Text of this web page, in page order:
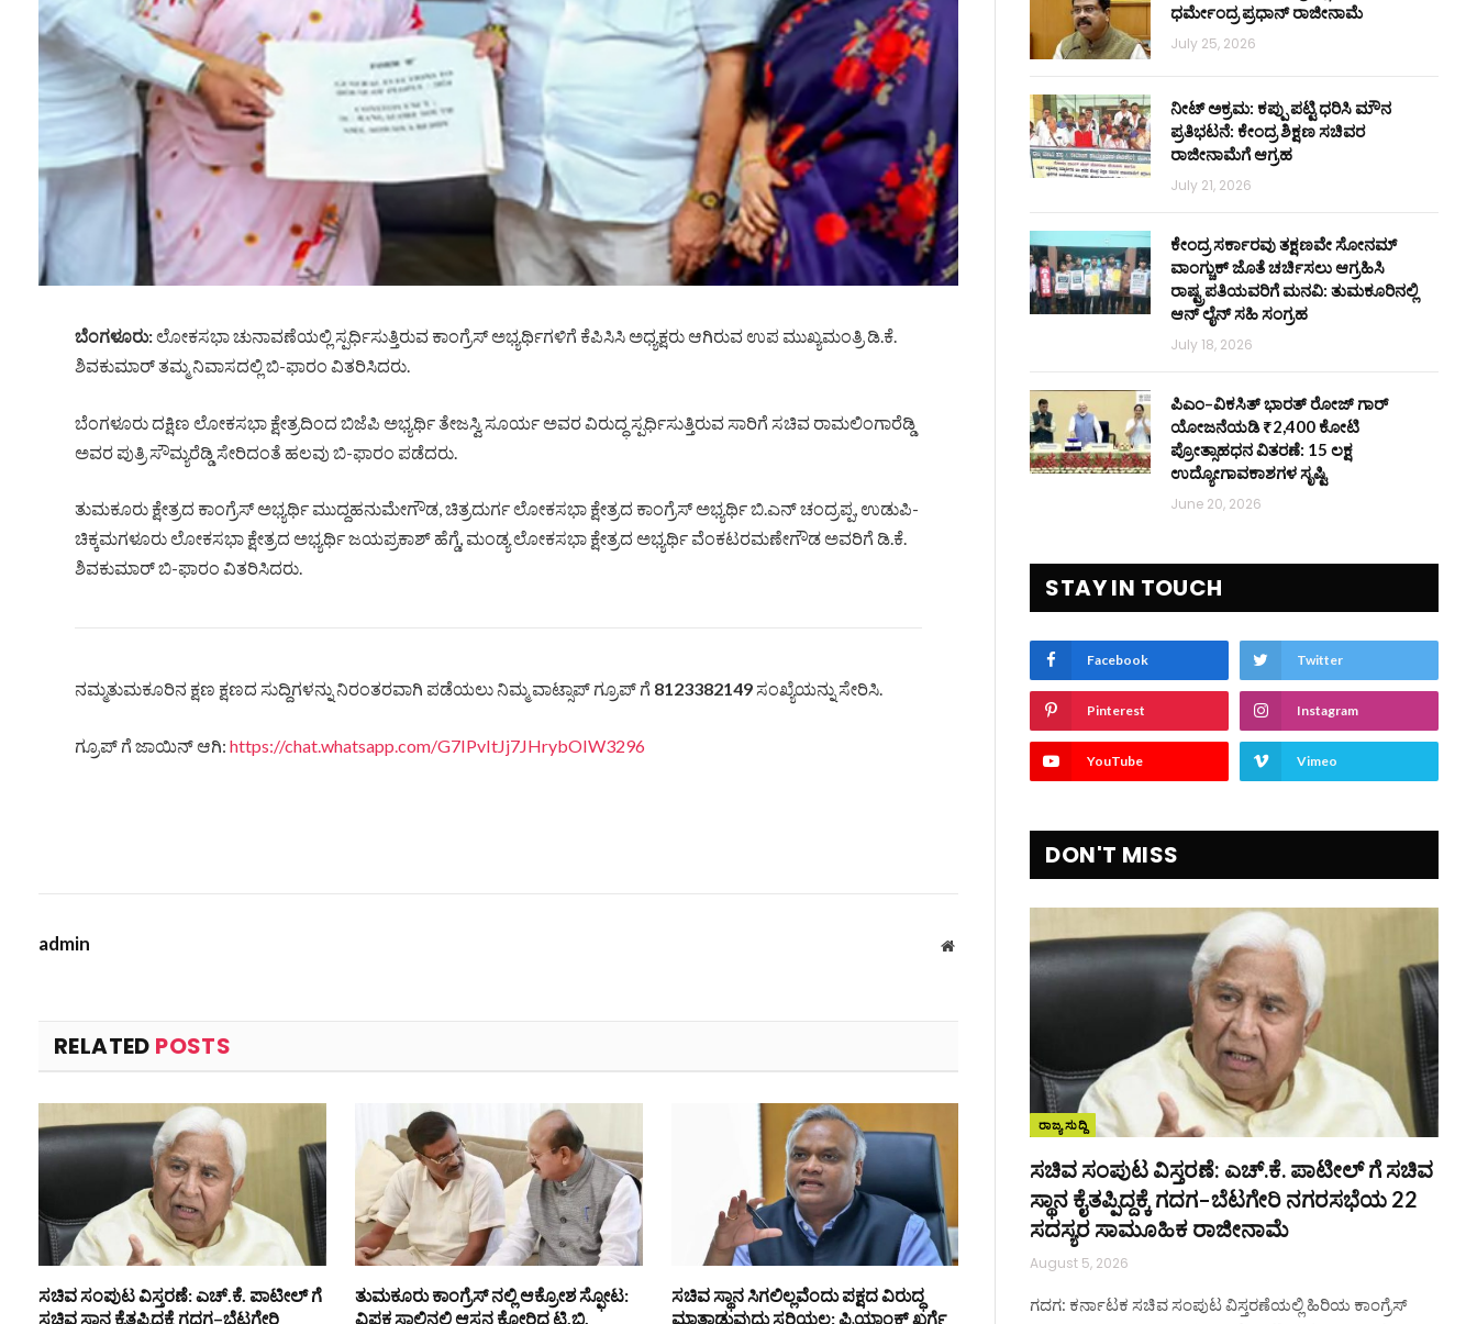
ಬೆಂಗಳೂರು:ಲೋಕಸಭಾ ಚುನಾವಣೆಯಲ್ಲಿ ಸ್ಪರ್ಧಿಸುತ್ತಿರುವ ಕಾಂಗ್ರೆಸ್ ಅಭ್ಯರ್ಥಿಗಳಿಗೆ ಕೆಪಿಸಿಸಿ ಅಧ್ಯಕ್ಷರು ಆಗಿರುವ ಉಪ ಮುಖ್ಯಮಂತ್ರಿ ಡಿ.ಕೆ.
ಶಿವಕುಮಾರ್ ತಮ್ಮ ನಿವಾಸದಲ್ಲಿ ಬಿ-ಫಾರಂ ವಿತರಿಸಿದರು.
ಬೆಂಗಳೂರು ದಕ್ಷಿಣ ಲೋಕಸಭಾ ಕ್ಷೇತ್ರದಿಂದ ಬಿಜೆಪಿ ಅಭ್ಯರ್ಥಿ ತೇಜಸ್ವಿ ಸೂರ್ಯ ಅವರ ವಿರುದ್ಧ ಸ್ಪರ್ಧಿಸುತ್ತಿರುವ ಸಾರಿಗೆ ಸಚಿವ ರಾಮಲಿಂಗಾರೆಡ್ಡಿ
ಅವರ ಪುತ್ರಿ ಸೌಮ್ಯರೆಡ್ಡಿ ಸೇರಿದಂತೆ ಹಲವು ಬಿ-ಫಾರಂ ಪಡೆದರು.
ತುಮಕೂರು ಕ್ಷೇತ್ರದ ಕಾಂಗ್ರೆಸ್ ಅಭ್ಯರ್ಥಿ ಮುದ್ದಹನುಮೇಗೌಡ, ಚಿತ್ರದುರ್ಗ ಲೋಕಸಭಾ ಕ್ಷೇತ್ರದ ಕಾಂಗ್ರೆಸ್ ಅಭ್ಯರ್ಥಿ ಬಿ.ಎನ್ ಚಂದ್ರಪ್ಪ, ಉಡುಪಿ-
ಚಿಕ್ಕಮಗಳೂರು ಲೋಕಸಭಾ ಕ್ಷೇತ್ರದ ಅಭ್ಯರ್ಥಿ ಜಯಪ್ರಕಾಶ್ ಹೆಗ್ಡೆ, ಮಂಡ್ಯ ಲೋಕಸಭಾ ಕ್ಷೇತ್ರದ ಅಭ್ಯರ್ಥಿ ವೆಂಕಟರಮಣೇಗೌಡ ಅವರಿಗೆ ಡಿ.ಕೆ.
ಶಿವಕುಮಾರ್ ಬಿ-ಫಾರಂ ವಿತರಿಸಿದರು.
ನಮ್ಮತುಮಕೂರಿನ ಕ್ಷಣ ಕ್ಷಣದ ಸುದ್ದಿಗಳನ್ನು ನಿರಂತರವಾಗಿ ಪಡೆಯಲು ನಿಮ್ಮ ವಾಟ್ಸಾಪ್ ಗ್ರೂಪ್ ಗೆ 8123382149ಸಂಖ್ಯೆಯನ್ನು ಸೇರಿಸಿ.
ಗ್ರೂಪ್ ಗೆ ಜಾಯಿನ್ ಆಗಿ: https://chat.whatsapp.com/G7IPvItJj7JHrybOIW3296
admin Website
RELATED POSTS
ಸಚಿವ ಸಂಪುಟ ವಿಸ್ತರಣೆ: ಎಚ್.ಕೆ. ಪಾಟೀಲ್ ಗೆ
ಸಚಿವ ಸ್ಥಾನ ಕೈತಪ್ಪಿದ್ದಕ್ಕೆ ಗದಗ–ಬೆಟಗೇರಿ
ತುಮಕೂರು ಕಾಂಗ್ರೆಸ್ ನಲ್ಲಿ ಆಕ್ರೋಶ ಸ್ಫೋಟ:
ವಿಪಕ್ಷ ಸಾಲಿನಲ್ಲಿ ಆಸನ ಕೋರಿದ ಟಿ.ಬಿ.
ಸಚಿವ ಸ್ಥಾನ ಸಿಗಲಿಲ್ಲವೆಂದು ಪಕ್ಷದ ವಿರುದ್ಧ
ಮಾತಾಡುವುದು ಸರಿಯಲ್ಲ: ಪ್ರಿಯಾಂಕ್ ಖರ್ಗೆ
ಧರ್ಮೇಂದ್ರ ಪ್ರಧಾನ್ ರಾಜೀನಾಮೆ
July 25, 2026
ನೀಟ್ ಅಕ್ರಮ: ಕಪ್ಪು ಪಟ್ಟಿ ಧರಿಸಿ ಮೌನ
ಪ್ರತಿಭಟನೆ: ಕೇಂದ್ರ ಶಿಕ್ಷಣ ಸಚಿವರ
ರಾಜೀನಾಮೆಗೆ ಆಗ್ರಹ
July 21, 2026
ಕೇಂದ್ರ ಸರ್ಕಾರವು ತಕ್ಷಣವೇ ಸೋನಮ್
ವಾಂಗ್ಚುಕ್ ಜೊತೆ ಚರ್ಚಿಸಲು ಆಗ್ರಹಿಸಿ
ರಾಷ್ಟ್ರಪತಿಯವರಿಗೆ ಮನವಿ: ತುಮಕೂರಿನಲ್ಲಿ
ಆನ್‌ ಲೈನ್ ಸಹಿ ಸಂಗ್ರಹ
July 18, 2026
ಪಿಎಂ–ವಿಕಸಿತ್ ಭಾರತ್ ರೋಜ್‌ ಗಾರ್
ಯೋಜನೆಯಡಿ ₹2,400 ಕೋಟಿ
ಪ್ರೋತ್ಸಾಹಧನ ವಿತರಣೆ: 15 ಲಕ್ಷ
ಉದ್ಯೋಗಾವಕಾಶಗಳ ಸೃಷ್ಟಿ
June 20, 2026
STAY IN TOUCH
Facebook Twitter
Pinterest Instagram
YouTube Vimeo
DON'T MISS
ರಾಜ್ಯ ಸುದ್ದಿ
ಸಚಿವ ಸಂಪುಟ ವಿಸ್ತರಣೆ: ಎಚ್.ಕೆ. ಪಾಟೀಲ್ ಗೆ ಸಚಿವ
ಸ್ಥಾನ ಕೈತಪ್ಪಿದ್ದಕ್ಕೆ ಗದಗ–ಬೆಟಗೇರಿ ನಗರಸಭೆಯ 22
ಸದಸ್ಯರ ಸಾಮೂಹಿಕ ರಾಜೀನಾಮೆ
August 5, 2026
ಗದಗ: ಕರ್ನಾಟಕ ಸಚಿವ ಸಂಪುಟ ವಿಸ್ತರಣೆಯಲ್ಲಿ ಹಿರಿಯ ಕಾಂಗ್ರೆಸ್